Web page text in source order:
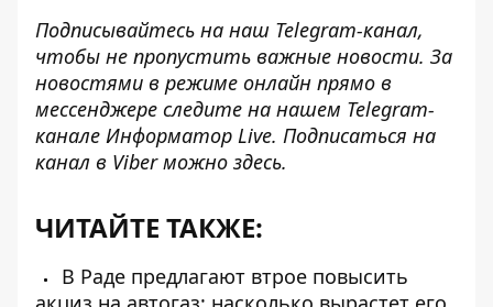
Подписывайтесь на наш Telegram-канал,
чтобы не пропустить важные новости. За
новостями в режиме онлайн прямо в
мессенджере следите на нашем Telegram-
канале Информатор Live. Подписаться на
канал в Viber можно здесь.
ЧИТАЙТЕ ТАКЖЕ:
В Раде предлагают втрое повысить